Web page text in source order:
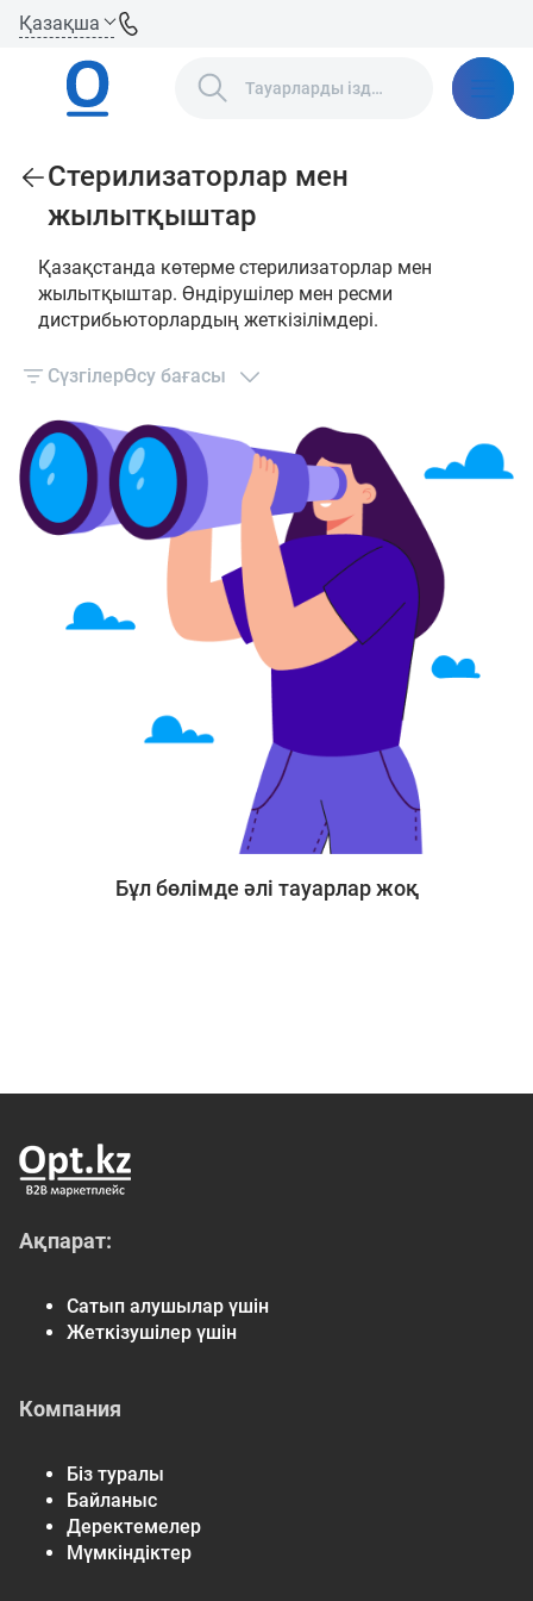
Қазақша
Стерилизаторлар мен
жылытқыштар
Қазақстанда көтерме стерилизаторлар мен
жылытқыштар. Өндірушілер мен ресми
дистрибьюторлардың жеткізілімдері.
СүзгілерӨсу бағасы
Бұл бөлімде әлі тауарлар жоқ
Ақпарат:
Сатып алушылар үшін
Жеткізушілер үшін
Компания
Біз туралы
Байланыс
Деректемелер
Мүмкіндіктер